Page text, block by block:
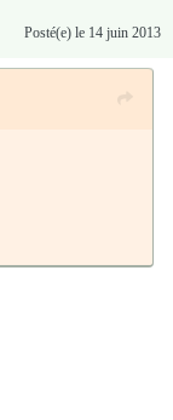
Posté(e) le 14 juin 2013